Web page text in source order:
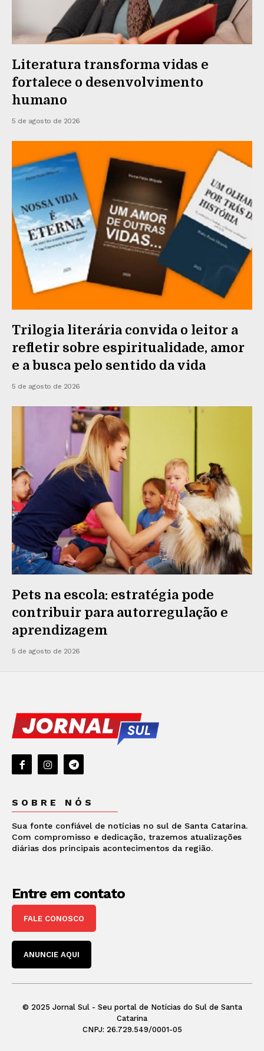
Literatura transforma vidas e
fortalece o desenvolvimento
humano
5 de agosto de 2026
Trilogia literária convida o leitor a
refletir sobre espiritualidade, amor
e a busca pelo sentido da vida
5 de agosto de 2026
Pets na escola: estratégia pode
contribuir para autorregulação e
aprendizagem
5 de agosto de 2026
SOBRE NÓS
Sua fonte confiável de notícias no sul de Santa Catarina.
Com compromisso e dedicação, trazemos atualizações
diárias dos principais acontecimentos da região.
Entre em contato
FALE CONOSCO
ANUNCIE AQUI
© 2025 Jornal Sul - Seu portal de Notícias do Sul de Santa
Catarina
CNPJ: 26.729.549/0001-05